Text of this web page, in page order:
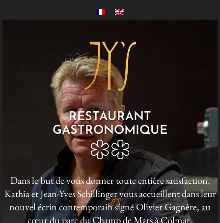
RESTAURANT
GASTRONOMIQUE
Dans le but de vous donner toute entière satisfaction,
Kathia et Jean-Yves Schillinger vous accueillent dans leur
nouvel écrin contemporain signé Olivier Gagnère, au
cœur du parc du Champ de Mars à Colmar.